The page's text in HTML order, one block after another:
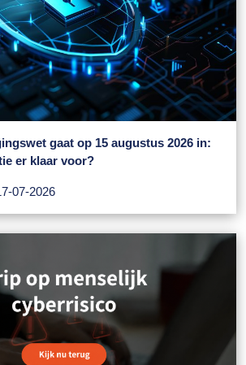
gaat op 15 augustus 2026 in:
er klaar voor?
07-2026